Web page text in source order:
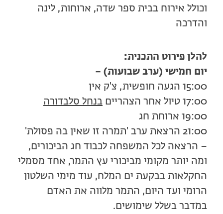
וכולל אירוח בבית ספר שדה, ארוחות, לינה
והדרכה
להלן פירוט התכנית:
יום חמישי (ערב שבועות) –
15:00 הגעה חופשית, צ'ק אין
17:00 טיול אחר הצהריים
בנחל סלבדורה
19:00 ארוחת חג
21:00 הרצאת ערב 'תמרה זו שאין בה פסולת'
– הרצאה לכל המשפחה לכבוד חג הביכורים,
ומה יותר מקומי מביכורי עץ התמר, אחד מסמלי
החקלאות בבקעת ים המלח, עוד מימי השלטון
הרומי ועד היום, התמר מלווה את האדם
במדבר בשלל שימושים.